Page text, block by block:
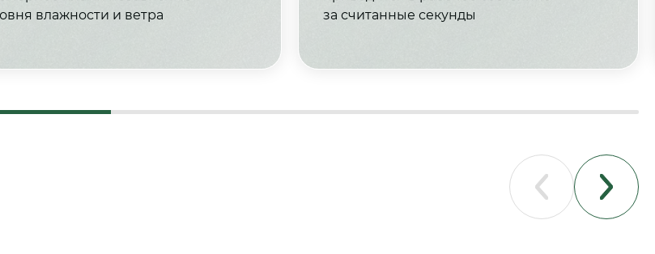
влажности и ветра
за считанные секунды